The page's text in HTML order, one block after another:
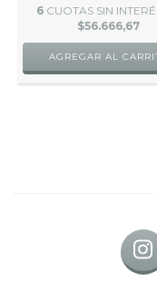
6 CUOTAS SIN
$56.666,67